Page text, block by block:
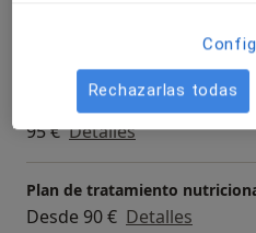
95 € Detalles
Plan de tratamiento
Desde 90 € Detalles
Rechazarlas todas